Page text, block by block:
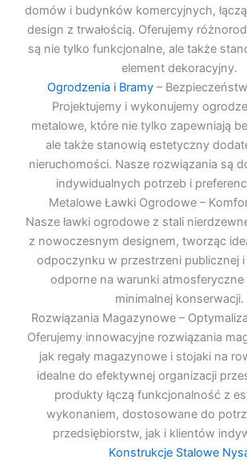
domów i budynków komercyjnych,
design z trwałością. Oferujemy
są nie tylko funkcjonalne, ale także
element dekoracyjny.
Ogrodzenia i Bramy –
Projektujemy i wykonujemy
metalowe, które nie tylko zapewniają
ale także stanowią estetyczny
nieruchomości. Nasze rozwiązania są
indywidualnych potrzeb i
Metalowe Ławki Ogrodowe –
Nasze ławki ogrodowe z stali
z nowoczesnym designem, tworząc
odpoczynku w przestrzeni publicznej i
odporne na warunki atmosferyczne
minimalnej konserwacji.
Rozwiązania Magazynowe –
Oferujemy innowacyjne rozwiązania
jak regały magazynowe i stojaki na
idealne do efektywnej organizacji
produkty łączą funkcjonalność z
wykonaniem, dostosowane do
przedsiębiorstw, jak i klientów
Konstrukcje Stalowe